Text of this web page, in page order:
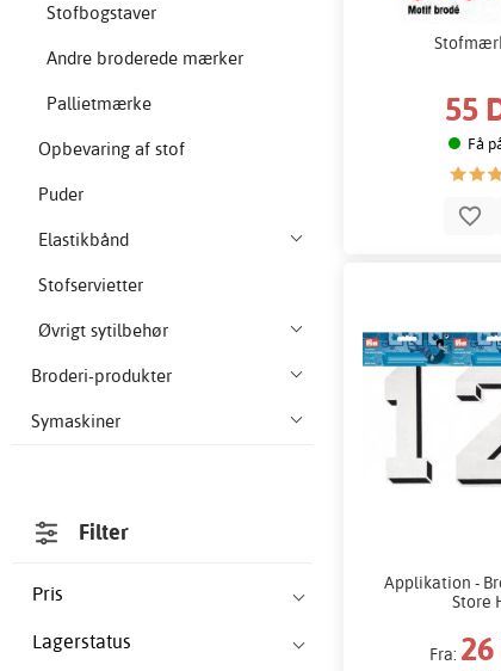
Stofbogstaver
Andre broderede mærker
Pallietmærke
Opbevaring af stof
Puder
Elastikbånd
Stofservietter
Øvrigt sytilbehør
Broderi-produkter
Symaskiner
Filter
Pris
Lagerstatus
55
Få
Applikation -
Store
Fra: